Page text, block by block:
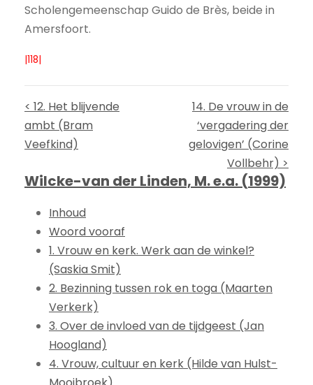
Scholengemeenschap Guido de Brès, beide in
Amersfoort.
|118|
< 12. Het blijvende
ambt (Bram
Veefkind)
14. De vrouw in de
‘vergadering der
gelovigen’ (Corine
Vollbehr) >
Wilcke-van der Linden, M. e.a. (1999)
Inhoud
Woord vooraf
1. Vrouw en kerk. Werk aan de winkel?
(Saskia Smit)
2. Bezinning tussen rok en toga (Maarten
Verkerk)
3. Over de invloed van de tijdgeest (Jan
Hoogland)
4. Vrouw, cultuur en kerk (Hilde van Hulst-